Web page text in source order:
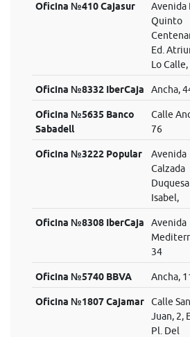
Oficina №410 Cajasur
Avenida
Quinto
Ed.
Lo Calle,
Oficina №8332 IberCaja Ancha,
Oficina №5635 Banco
Sabadell
Calle
76
Oficina №3222 Popular
Avenida
Calzada
Duquesa
Isabel,
Oficina №8308 IberCaja
Avenida
34
Oficina №5740 BBVA Ancha,
Oficina №1807 Cajamar
Calle San
Juan, 2,
Pl. Del